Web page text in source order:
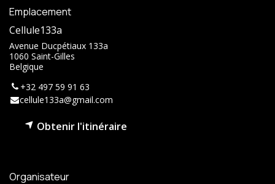
Emplacement
Cellule133a
Avenue Ducpétiaux 133a
1060 Saint-Gilles
Belgique
+32 497 59 91 63
cellule133a@gmail.com
Obtenir l'itinéraire
Organisateur